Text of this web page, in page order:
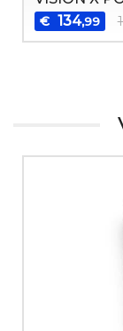
€ 134,99